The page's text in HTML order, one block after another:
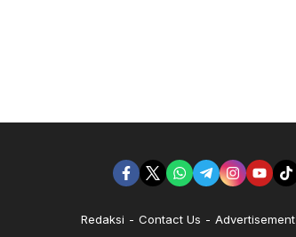
Redaksi Contact Us Advertisement